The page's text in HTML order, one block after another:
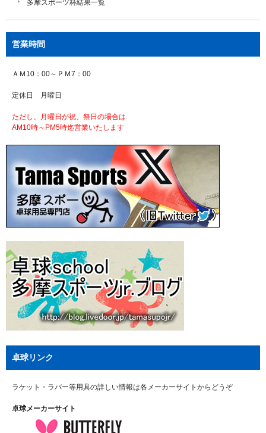
多摩スポーツ杯結果一覧
営業時間
ＡＭ10：00～ＰＭ7：00
定休日 月曜日
ただし、月曜日が祝、祭日の場合は
AM10時～PM5時迄営業いたします
卓球リンク
ラケット・ラバー等用具の詳しい情報は各メーカーサイトからどうぞ
卓球メーカーサイト